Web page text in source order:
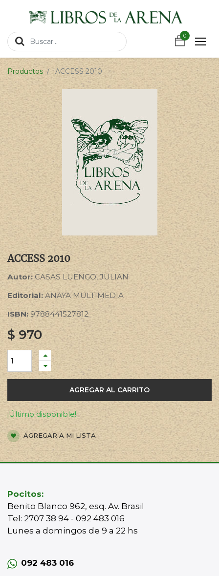
0
0
Productos ACCESS 2010
ACCESS 2010
Autor: CASAS LUENGO, JULIAN
Editorial:ANAYA MULTIMEDIA
ISBN: 9788441527812
$970
AGREGAR AL CARRITO
¡Último disponible!
AGREGAR A MI LISTA
Pocitos:
Benito Blanco 962, esq. Av. Brasil
Tel: 2707 38 94 - 092 483 016
Lunes a domingos de 9 a 22 hs
092 483 016